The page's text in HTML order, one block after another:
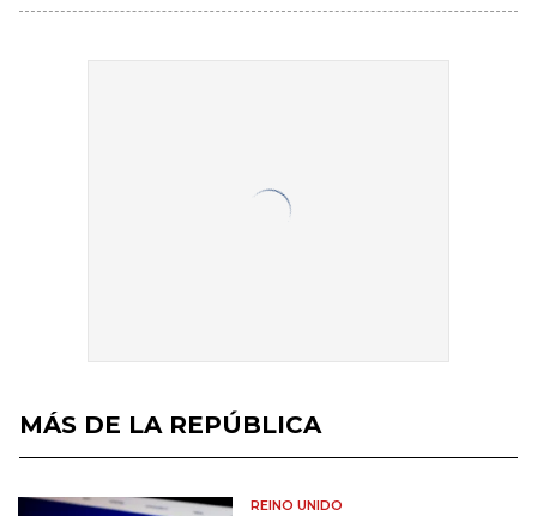
MÁS DE LA REPÚBLICA
REINO UNIDO